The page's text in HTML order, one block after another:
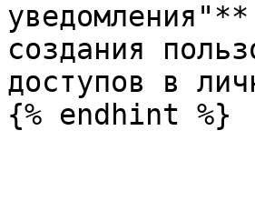
создания
доступов в